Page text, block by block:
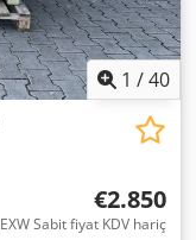
1 /40
€2.850
EXW Sabit fiyat KDV hariç